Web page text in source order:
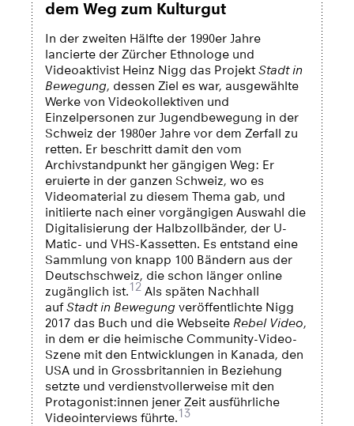
dem Weg zum Kulturgut
In der zweiten Hälfte der 1990er Jahre
lancierte der Zürcher Ethnologe und
Videoaktivist Heinz Nigg das ProjektStadt in
Bewegung, dessen Ziel es war, ausgewählte
Werke von Videokollektiven und
Einzelpersonen zur Jugendbewegung in der
Schweiz der 1980er Jahre vor dem Zerfall zu
retten. Er beschritt damit den vom
Archivstandpunkt her gängigen Weg: Er
eruierte in der ganzen Schweiz, wo es
Videomaterial zu diesem Thema gab, und
initiierte nach einer vorgängigen Auswahl die
Digitalisierung der Halbzollbänder, der U-
Matic- und VHS-Kassetten. Es entstand eine
Sammlung von knapp 100 Bändern aus der
Deutschschweiz, die schon länger online
zugänglich ist.12Als späten Nachhall
aufStadt in Bewegungveröffentlichte Nigg
2017 das Buch und die Webseite Rebel Video,
in dem er die heimische Community-Video-
Szene mit den Entwicklungen in Kanada, den
USA und in Grossbritannien in Beziehung
setzte und verdienstvollerweise mit den
Protagonist:innen jener Zeit ausführliche
Videointerviews führte.13